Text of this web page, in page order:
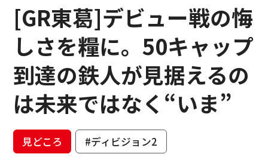
[GR東葛]デビュー戦の悔
しさを糧に。50キャップ
到達の鉄人が見据えるの
は未来ではなく“いま”
見どころ #ディビジョン2